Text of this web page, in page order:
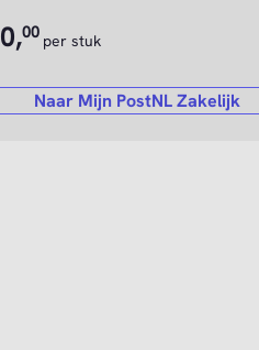
0,00 per stuk
Naar Mijn PostNL Zakelijk